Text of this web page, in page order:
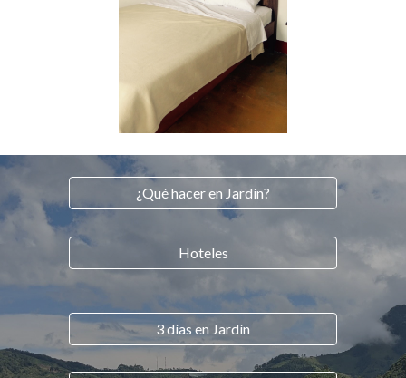
¿Qué hacer en Jardín?
Hoteles
3 días en Jardín